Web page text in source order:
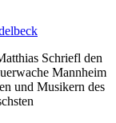
Schriefl den
Mannheim
und Musikern des